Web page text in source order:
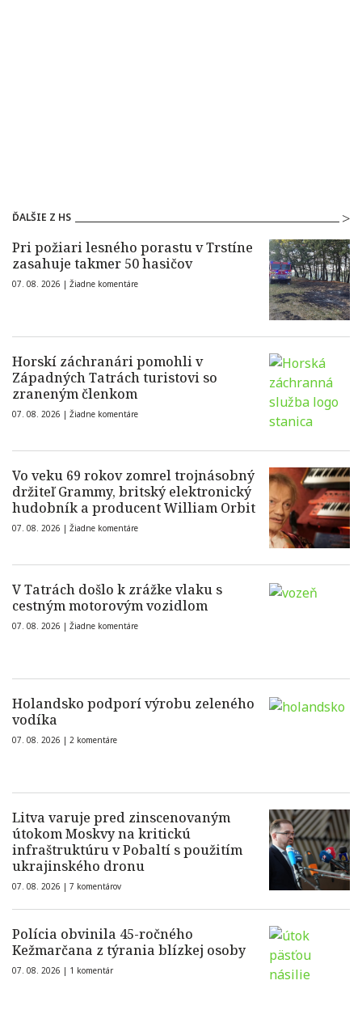
ĎALŠIE Z HS
Pri požiari lesného porastu v Trstíne
zasahuje takmer 50 hasičov
07. 08. 2026 | Žiadne komentáre
Horskí záchranári pomohli v
Západných Tatrách turistovi so
zraneným členkom
07. 08. 2026 | Žiadne komentáre
Vo veku 69 rokov zomrel trojnásobný
držiteľ Grammy, britský elektronický
hudobník a producent William Orbit
07. 08. 2026 | Žiadne komentáre
V Tatrách došlo k zrážke vlaku s
cestným motorovým vozidlom
07. 08. 2026 | Žiadne komentáre
Holandsko podporí výrobu zeleného
vodíka
07. 08. 2026 | 2 komentáre
Litva varuje pred zinscenovaným
útokom Moskvy na kritickú
infraštruktúru v Pobaltí s použitím
ukrajinského dronu
07. 08. 2026 | 7 komentárov
Polícia obvinila 45-ročného
Kežmarčana z týrania blízkej osoby
07. 08. 2026 | 1 komentár